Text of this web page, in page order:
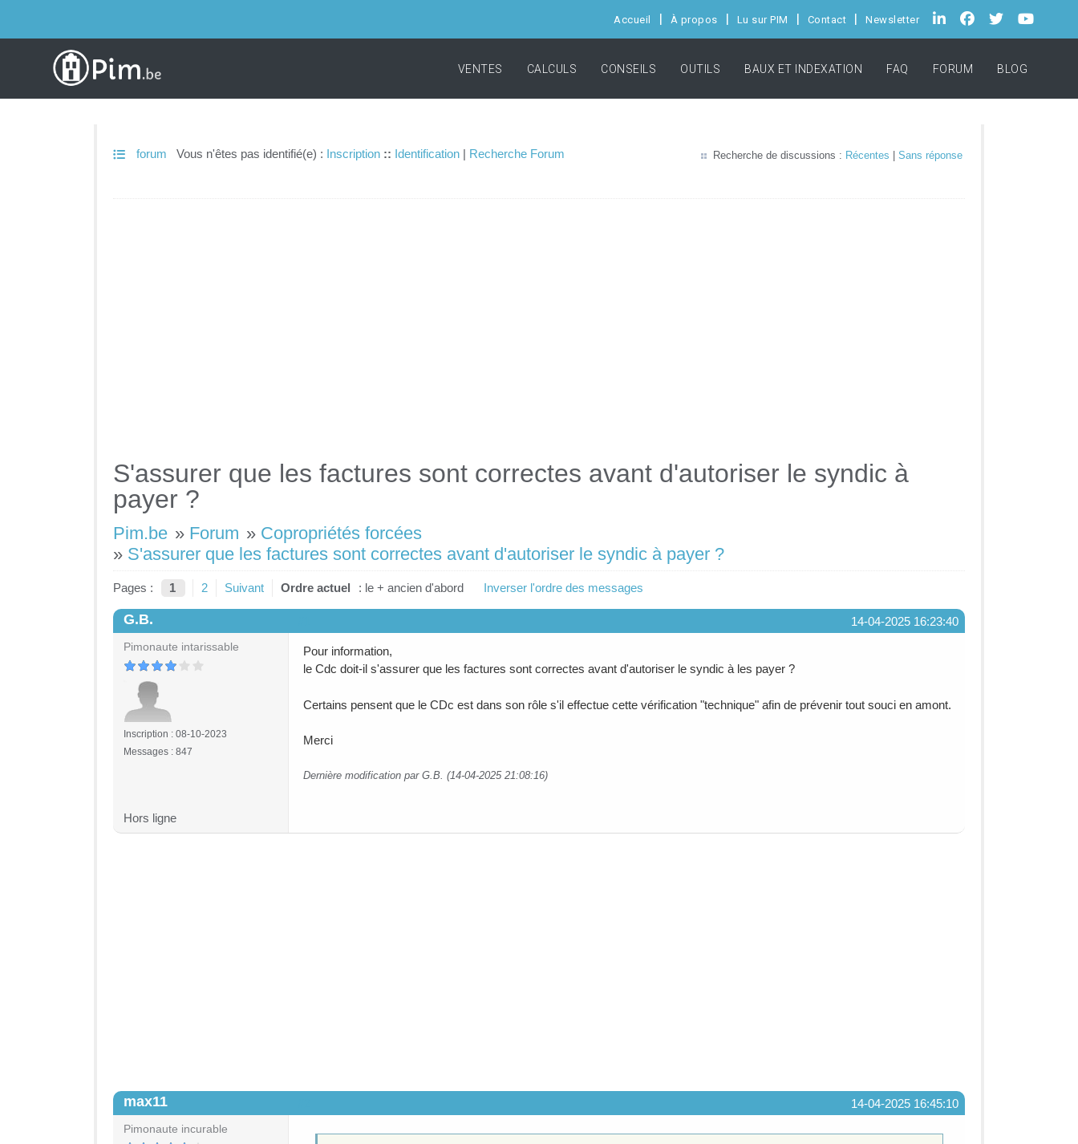
Accueil À propos Lu sur PIM Contact Newsletter
VENTES CALCULS CONSEILS OUTILS BAUX ET INDEXATION FAQ FORUM BLOG
forum Vous n'êtes pas identifié(e) : Inscription :: Identification | Recherche Forum Recherche de discussions : Récentes Sans réponse
S'assurer que les factures sont correctes avant d'autoriser le syndic à
payer ?
Pim.be » Forum » Copropriétés forcées
» S'assurer que les factures sont correctes avant d'autoriser le syndic à payer ?
Pages : 1 2 Suivant Ordre actuel : le + ancien d'abord Inverser l'ordre des messages
14-04-2025 16:23:40
G.B.
Pimonaute intarissable
Inscription : 08-10-2023
Messages : 847
Pour information,
le Cdc doit-il s'assurer que les factures sont correctes avant d'autoriser le syndic à les payer ?
Certains pensent que le CDc est dans son rôle s'il effectue cette vérification "technique" afin de prévenir tout souci en amont.
Merci
Dernière modification par G.B. (14-04-2025 21:08:16)
Hors ligne
14-04-2025 16:45:10
max11
Pimonaute incurable